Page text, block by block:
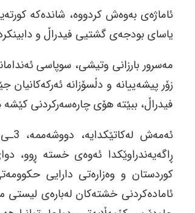
ئاماژەی بەوەش کردووە، شاندەکە
یاسای بودجەی گشتیی فیدراڵ و
مەسرور بارزانی وتیشی، سوپاسی
زۆر پیشەییانە و دڵسۆزانە
فیدراڵ، ببێتە هۆی چارەسەرکردنی
کوردستان و وەزارەتی دارایی
ئامادەکردنی خشتەکان لەبارەی لیستی